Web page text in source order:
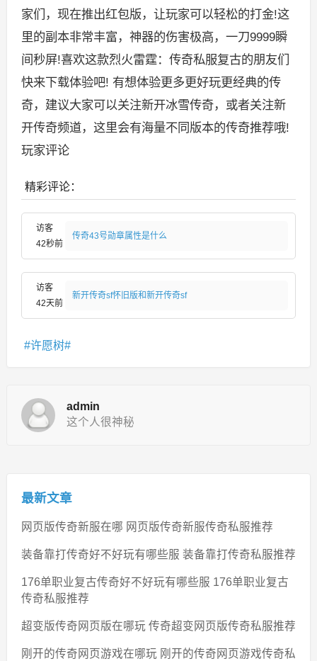
家们，现在推出红包版，让玩家可以轻松的打金!这
里的副本非常丰富，神器的伤害极高，一刀9999瞬
间秒屏!喜欢这款烈火雷霆：传奇私服复古的朋友们
快来下载体验吧! 有想体验更多更好玩更经典的传
奇，建议大家可以关注新开冰雪传奇，或者关注新
开传奇频道，这里会有海量不同版本的传奇推荐哦!
玩家评论
精彩评论：
访客
42秒前
传奇43号勋章属性是什么
访客
42天前
新开传奇sf怀旧版和新开传奇sf
许愿树
admin
这个人很神秘
最新文章
网页版传奇新服在哪 网页版传奇新服传奇私服推荐
装备靠打传奇好不好玩有哪些服 装备靠打传奇私服推荐
176单职业复古传奇好不好玩有哪些服 176单职业复古
传奇私服推荐
超变版传奇网页版在哪玩 传奇超变网页版传奇私服推荐
刚开的传奇网页游戏在哪玩 刚开的传奇网页游戏传奇私